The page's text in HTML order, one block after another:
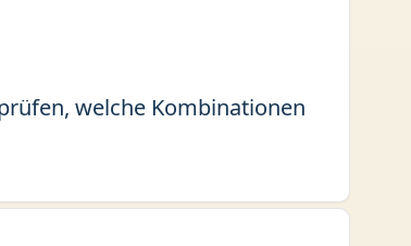
welche Kombinationen